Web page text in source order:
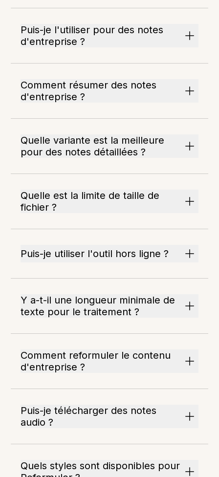
Puis-je l'utiliser pour des notes
d'entreprise ?
Comment résumer des notes
d'entreprise ?
Quelle variante est la meilleure
pour des notes détaillées ?
Quelle est la limite de taille de
fichier ?
Puis-je utiliser l'outil hors ligne ?
Y a-t-il une longueur minimale de
texte pour le traitement ?
Comment reformuler le contenu
d'entreprise ?
Puis-je télécharger des notes
audio ?
Quels styles sont disponibles pour